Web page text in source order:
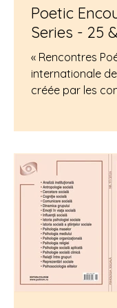
Poetic
Series - 25 & 26
2026
« Rencontres
internationale
créée par les
l'historique
à Cambridge,
USA. Rencontres
série de
axée sur la
des
composés
classiques en
inspirés des